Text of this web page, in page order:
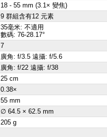
18 - 55 mm (3.1× 變焦)
9 群組含有12 元素
35毫米: 不適用
數碼: 76-28.17°
7
廣角: f/3.5 遠攝: f/5.6
廣角: f/22 遠攝: f/38
25 cm
0.38×
55 mm
∅ 64.5 × 62.5 mm
205 g